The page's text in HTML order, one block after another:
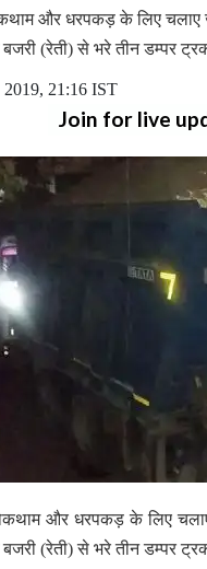
और धरपकड़ के लिए चलाए
बजरी (रेती) से भरे तीन डम्पर
2019, 21:16 IST
Join for live
और धरपकड़ के लिए
बजरी (रेती) से भरे तीन डम्पर